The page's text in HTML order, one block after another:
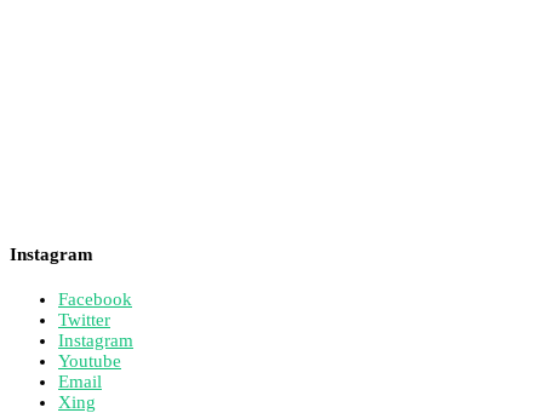
Instagram
Facebook
Twitter
Instagram
Youtube
Email
Xing